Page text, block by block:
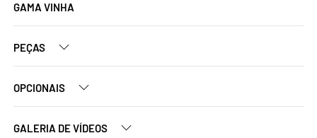
GAMA VINHA
PEÇAS
OPCIONAIS
GALERIA DE VÍDEOS